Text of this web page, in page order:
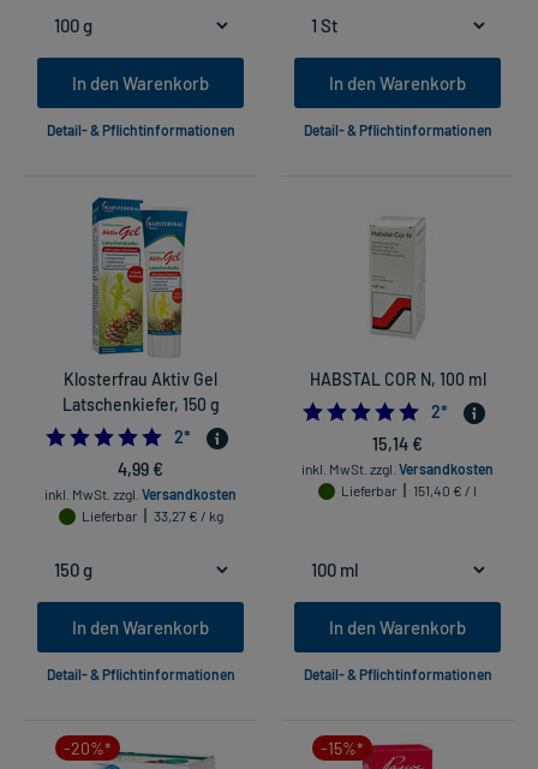
In den Warenkorb
Detail- & Pflichtinformationen
In den Warenkorb
Detail- & Pflichtinformationen
Klosterfrau Aktiv Gel
Latschenkiefer, 150 g
5.0
2*
4,99 €
inkl. MwSt. zzgl. Versandkosten
Lieferbar
33,27 € / kg
In den Warenkorb
Detail- & Pflichtinformationen
HABSTAL COR N, 100 ml
5.0
2*
15,14 €
inkl. MwSt. zzgl. Versandkosten
Lieferbar
151,40 € / l
In den Warenkorb
Detail- & Pflichtinformationen
-20%* -15%*